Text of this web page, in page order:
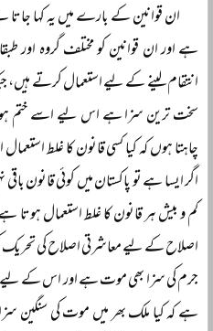
ان قوانین کے بارے میں یہ کہا جاتا
ہے اور ان قوانین کو مختلف گروہ
انتقام لینے کے لیے استعمال کرتے
سخت ترین سزا ہے اس لیے اسے ختم
چاہتا ہوں کہ کیا کسی قانون کا غلط
اگر ایسا ہے تو پاکستان میں کوئی قانون
کم و بیش ہر قانون کا غلط استعمال ہوتا
اصلاح کے لیے معاشرتی اصلاح کی
ہے کہ کیا ملک بھر میں موت کی سنگین